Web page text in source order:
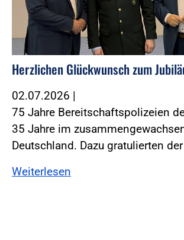
Herzlichen Glückwunsch zum
02.07.2026 |
75 Jahre Bereitschaftspolizeien
35 Jahre im
Deutschland. Dazu gratulierten
Weiterlesen